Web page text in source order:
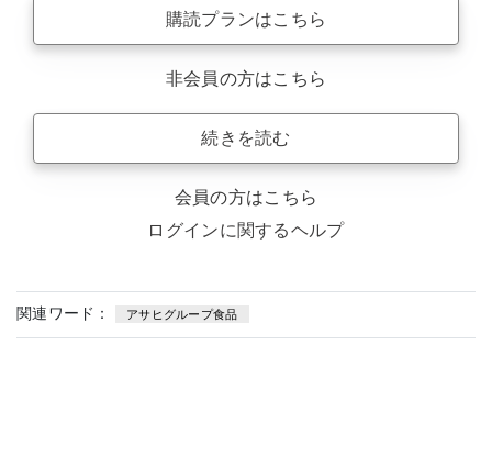
購読プランはこちら
非会員の方はこちら
続きを読む
会員の方はこちら
ログインに関するヘルプ
関連ワード： アサヒグループ食品